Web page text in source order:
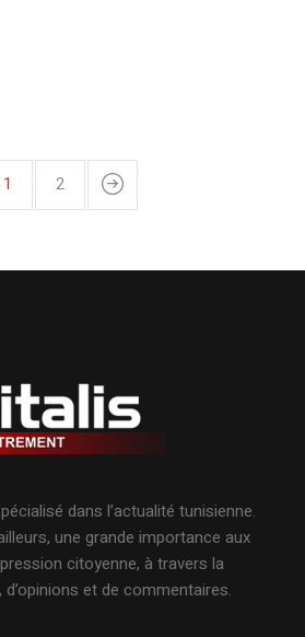
1 2
dans l’actualité tunisienne.
une grande importance aux
citoyenne, à travers la
et de commentaires.